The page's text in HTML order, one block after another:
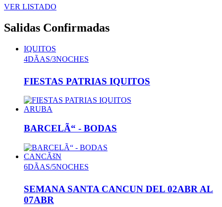
VER LISTADO
Salidas Confirmadas
IQUITOS
4DÃAS/3NOCHES
FIESTAS PATRIAS IQUITOS
ARUBA
BARCELÃ“ - BODAS
CANCÃšN
6DÃAS/5NOCHES
SEMANA SANTA CANCUN DEL 02ABR AL
07ABR